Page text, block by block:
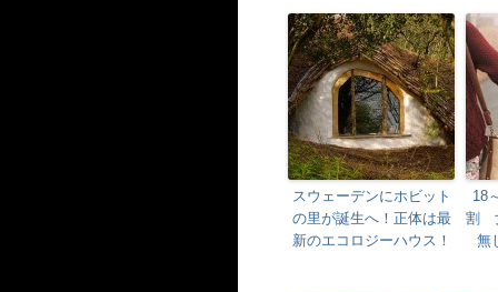
スウェーデンにホビット
の里が誕生へ！正体は最
新のエコロジーハウス！
18
割
無